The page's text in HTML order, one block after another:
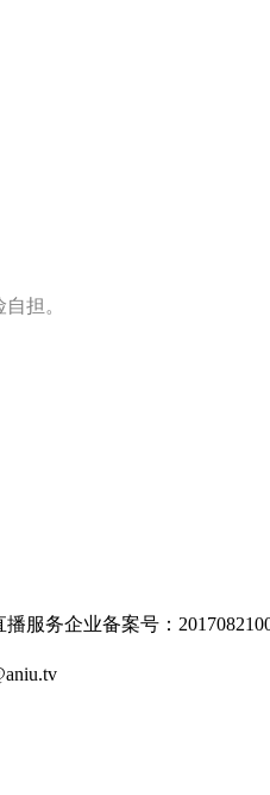
担。
服务企业备案号：